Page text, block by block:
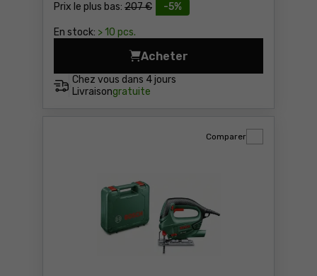
-5%
Prix le plus bas: 207 €
En stock: > 10 pcs.
Chez vous dans 4 jours
Livraisongratuite
Acheter
Scie sabre DeWalt
Comparer